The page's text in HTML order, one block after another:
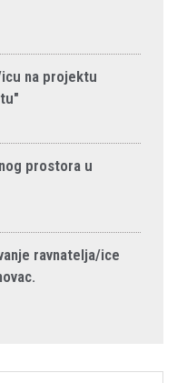
na projektu
prostora u
ravnatelja/ice